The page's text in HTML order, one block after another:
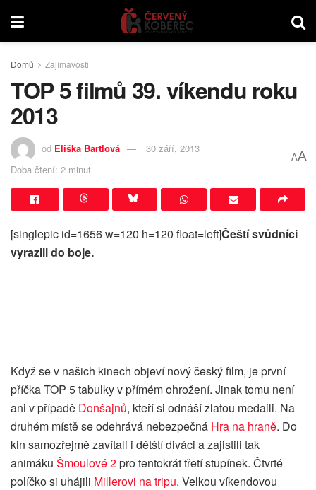
Domů Zajímavosti
TOP 5 filmů 39. víkendu roku
2013
od Eliška Bartlová
30 září, 2013
Doba čtení: 2 minut
AA
[singlepic id=1656 w=120 h=120 float=left]Čeští svůdníci
vyrazili do boje.
Když se v našich kinech objeví nový český film, je první
příčka TOP 5 tabulky v přímém ohrožení. Jinak tomu není
ani v případě Donšajnů, kteří si odnáší zlatou medaili. Na
druhém místě se odehrává nebezpečná Hra na hraně. Do
kin samozřejmě zavítali i dětští diváci a zajistili tak
animáku Šmoulové 2pro tentokrát třetí stupínek. Čtvrté
políčko si uhájili Millerovi na tripu. Velkou víkendovou